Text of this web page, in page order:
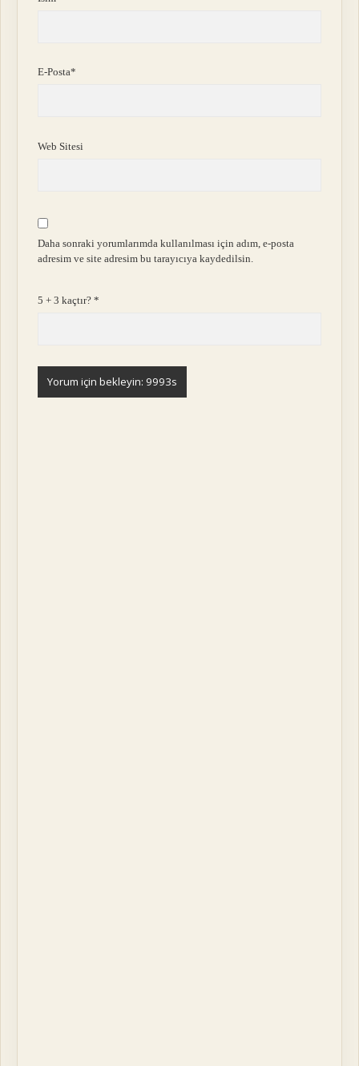
E-Posta*
Web Sitesi
Daha sonraki yorumlarımda kullanılması için adım, e-posta
adresim ve site adresim bu tarayıcıya kaydedilsin.
5 + 3 kaçtır?*